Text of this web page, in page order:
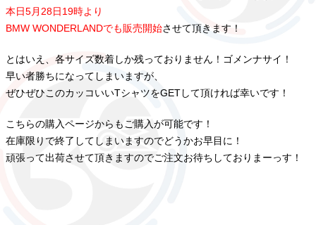
本日5月28日19時より
BMW WONDERLANDでも販売開始させて頂きます！
とはいえ、各サイズ数着しか残っておりません！ゴメンナサイ！
早い者勝ちになってしまいますが、
ぜひぜひこのカッコいいTシャツをGETして頂ければ幸いです！
こちらの購入ページからもご購入が可能です！
在庫限りで終了してしまいますのでどうかお早目に！
頑張って出荷させて頂きますのでご注文お待ちしておりまーっす！